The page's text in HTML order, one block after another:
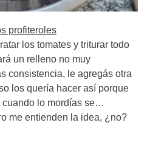
profiteroles
los tomates y triturar todo
un relleno no muy
consistencia, le agregás otra
los quería hacer así porque
cuando lo mordías se…
me entienden la idea, ¿no?